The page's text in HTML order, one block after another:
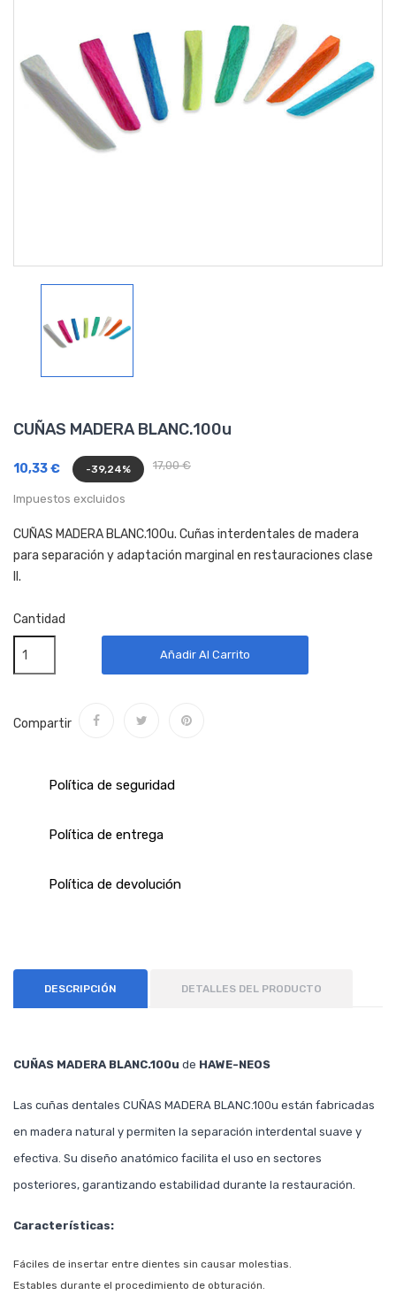
CUÑAS MADERA BLANC.100u
17,00 €
10,33 € -39,24%
Impuestos excluidos
CUÑAS MADERA BLANC.100u. Cuñas interdentales de madera
para separación y adaptación marginal en restauraciones clase
II.
Cantidad
Añadir Al Carrito
Compartir
Política de seguridad
Política de entrega
Política de devolución
DESCRIPCIÓN DETALLES DEL PRODUCTO
CUÑAS MADERA BLANC.100u de HAWE-NEOS
Las cuñas dentales CUÑAS MADERA BLANC.100u están fabricadas
en madera natural y permiten la separación interdental suave y
efectiva. Su diseño anatómico facilita el uso en sectores
posteriores, garantizando estabilidad durante la restauración.
Características:
Fáciles de insertar entre dientes sin causar molestias.
Estables durante el procedimiento de obturación.